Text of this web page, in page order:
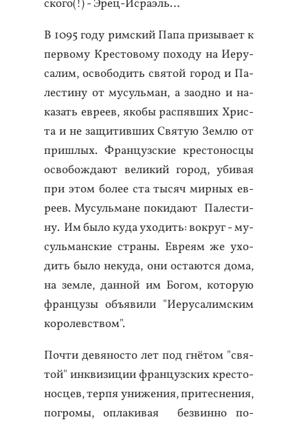
ско­го(!) - Эрец-Ис­ра­эль…
В 1095 го­ду рим­ский Па­па при­зыва­ет к
пер­во­му Крес­то­вому по­ходу на И­еру­
салим, ос­во­бодить свя­той го­род и Па­
лес­ти­ну от му­суль­ман, а за­од­но и на­
казать ев­ре­ев, яко­бы рас­пявших Хрис­
та и не за­щитив­ших Свя­тую Зем­лю от
приш­лых. Фран­цуз­ские крес­то­нос­цы
ос­во­бож­да­ют ве­ликий го­род, уби­вая
при этом бо­лее ста ты­сяч мир­ных ев­
ре­ев. Му­суль­ма­не по­кида­ют Па­лес­ти­
ну. Им бы­ло ку­да ухо­дить: вок­руг - му­
суль­ман­ские стра­ны. Ев­ре­ям же ухо­
дить бы­ло не­куда, они ос­та­ют­ся до­ма,
на зем­ле, дан­ной им Бо­гом, ко­торую
фран­цу­зы объ­яви­ли "И­еру­салим­ским
ко­ролевс­твом".
Поч­ти де­вянос­то лет под гнё­том "свя­
той" ин­кви­зиции фран­цуз­ских крес­то­
нос­цев, тер­пя уни­жения, при­тес­не­ния,
пог­ро­мы, оп­ла­кивая без­винно по­